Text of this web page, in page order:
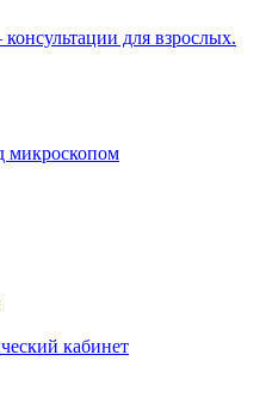
для взрослых.
микроскопом
кабинет